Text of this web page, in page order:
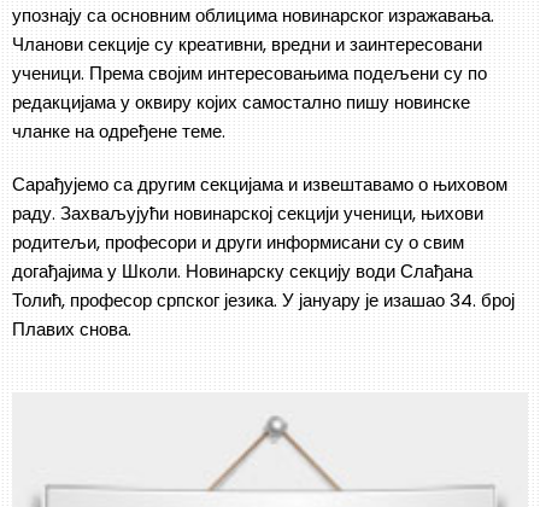
упознају са основним облицима новинарског изражавања.
Чланови секције су креативни, вредни и заинтересовани
ученици. Према својим интересовањима подељени су по
редакцијама у оквиру којих самостално пишу новинске
чланке на одређене теме.
Сарађујемо са другим секцијама и извештавамо о њиховом
раду. Захваљујући новинарској секцији ученици, њихови
родитељи, професори и други информисани су о свим
догађајима у Школи. Новинарску секцију води Слађана
Толић, професор српског језика. У јануару је изашао 34. број
Плавих снова.